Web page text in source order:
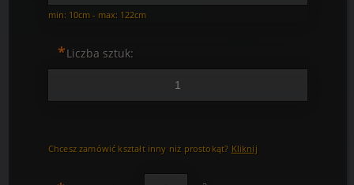
min: 10cm - max: 122cm
*Liczba sztuk:
Chcesz zamówić kształt inny niż prostokąt? Kliknij